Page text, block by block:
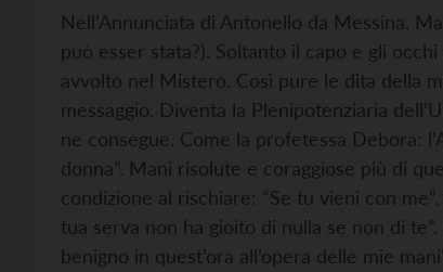
Nell’Annunciata di Antonello da Messina,
può esser stata?). Soltanto il capo e gli
avvolto nel Mistero. Così pure le dita della
messaggio. Diventa la Plenipotenziaria
ne consegue. Come la profetessa Debora:
donna”. Mani risolute e coraggiose più di
condizione al rischiare: “Se tu vieni con
tua serva non ha gioito di nulla se non di
benigno in quest’ora all’opera delle mie